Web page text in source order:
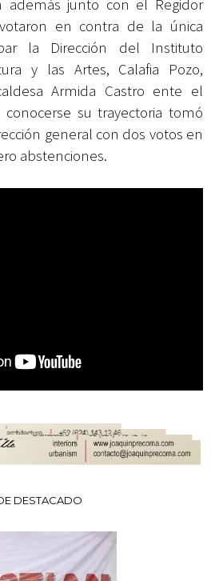
además junto con el Regidor
votaron en contra de la única
la Dirección del Instituto
y las Artes, Calafia Pozo,
Armida Castro ente el
su trayectoria tomó
general con dos votos en
abstenciones.
DESTACADO